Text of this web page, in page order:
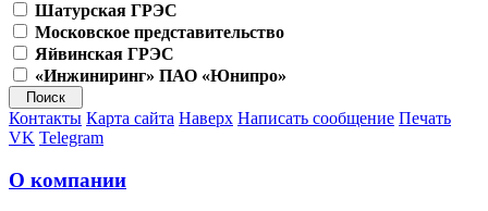
Шатурская ГРЭС
Московское представительство
Яйвинская ГРЭС
«Инжиниринг» ПАО «Юнипро»
Контакты Карта сайта Наверх Написать сообщение Печать
VK Telegram
О компании